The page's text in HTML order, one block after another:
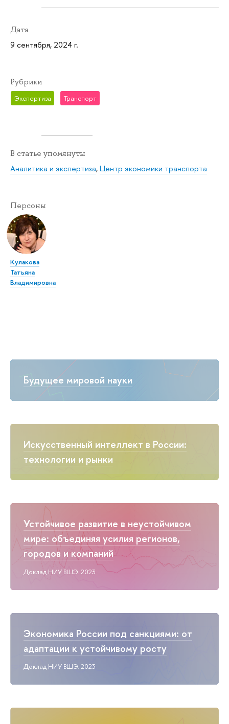
Будущее мировой науки
Искусственный интеллект в России:
технологии и рынки
Устойчивое развитие в неустойчивом
мире: объединяя усилия регионов,
городов и компаний
Доклад НИУ ВШЭ. 2023
Экономика России под санкциями: от
адаптации к устойчивому росту
Доклад НИУ ВШЭ. 2023
Дата
9 сентября, 2024 г.
Рубрики
Экспертиза Транспорт
В статье упомянуты
Аналитика и экспертиза,Центр экономики транспорта
Персоны
Кулакова
Татьяна
Владимировна